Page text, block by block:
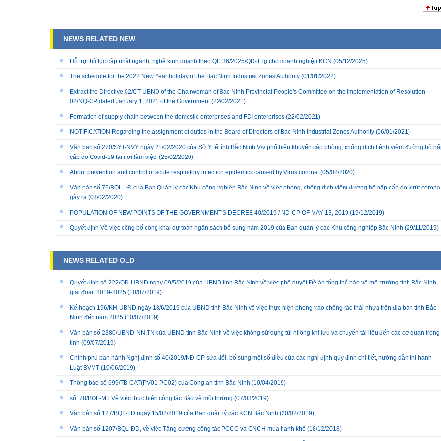
NEWS RELATED NEW
Hỗ trợ thủ tục cập nhật ngành, nghề kinh doanh theo QĐ 36/2025/QĐ-TTg cho doanh nghiệp KCN (05/12/2025)
The schedule for the 2022 New Year holiday of the Bac Ninh Industrial Zones Authority (01/01/2022)
Extract the Directive 02/CT-UBND of the Chairwoman of Bac Ninh Provincial People's Committee on the implementation of Resolution
02/NQ-CP dated January 1, 2021 of the Government(22/02/2021)
Formation of supply chain between the domestic enterprises and FDI enterprises (22/02/2021)
NOTIFICATION Regarding the assignment of duties in the Board of Directors of Bac Ninh Industrial Zones Authority (06/01/2021)
Văn ban số 270/SYT-NVY ngày 21/02/2020 của Sở Y tế tỉnh Bắc Ninh V/v phổ biến khuyến cáo phòng, chống dịch bệnh viêm đường hô
cấp do Covid-19 tại nơi làm việc. (25/02/2020)
About prevention and control of acute respiratory infection epidemics caused by Virus corona. (05/02/2020)
Văn bản số 75/BQL-LĐ của Ban Quản lý các Khu công nghiệp Bắc Ninh về việc phòng, chống dịch viêm đường hô hấp cấp do virút corona
gây ra (03/02/2020)
POPULATION OF NEW POINTS OF THE GOVERNMENT'S DECREE 40/2019 / ND-CP OF MAY 13, 2019 (19/12/2019)
Quyết định Về việc công bố công khai dự toán ngân sách bổ sung năm 2019 của Ban quản lý các Khu công nghiệp Bắc Ninh (29/11/2019)
NEWS RELATED OLD
Quyết định số 222/QĐ-UBND ngày 09/5/2019 của UBND tỉnh Bắc Ninh về việc phê duyệt Đề án tổng thể bảo vệ môi trường tỉnh Bắc Ninh,
giai đoạn 2019-2025 (10/07/2019)
Kế hoạch 196/KH-UBND ngày 18/6/2019 của UBND tỉnh Bắc Ninh về việc thực hiện phong trào chống rác thải nhựa trên địa bàn tỉnh Bắc
Ninh đến năm 2025 (10/07/2019)
Văn bản số 2380/UBND-NN.TN của UBND tỉnh Bắc Ninh về việc không sử dụng túi nilông khi lưu và chuyển tài liệu đến các cơ quan trong
tỉnh (09/07/2019)
Chính phủ ban hành Nghị định số 40/2019/NĐ-CP sửa đổi, bổ sung một số điều của các nghị định quy định chi tiết, hướng dẫn thi hành
Luật BVMT (10/06/2019)
Thông báo số 699/TB-CAT(PV01-PC02) của Công an tỉnh Bắc Ninh (10/04/2019)
số: 78/BQL-MT Về việc thực hiện công tác Bảo vệ môi trường (07/03/2019)
Văn bản số 127/BQL-LĐ ngày 15/02/2019 của Ban quản lý các KCN Bắc Ninh (20/02/2019)
Văn bản số 1207/BQL-ĐD, về việc Tăng cường công tác PCCC và CNCH mùa hanh khô (18/12/2018)